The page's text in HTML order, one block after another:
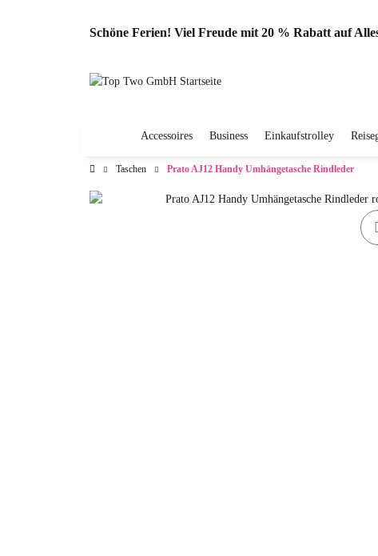
Schöne Ferien! Viel Freude mit 20 % Rabatt auf
Accessoires Business Einkaufstrolley
Taschen Prato AJ12 Handy Umhängetasche Rindleder